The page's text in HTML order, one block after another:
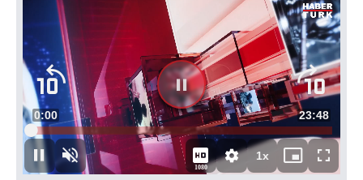
DuraklatSesi
Aç
Süre
0:00 Toplam
Süre
23:48
1080
Yüklendi:
0.16%
1xOynatma
Hızı
Mini
oynatıcı
Tam
Ekran